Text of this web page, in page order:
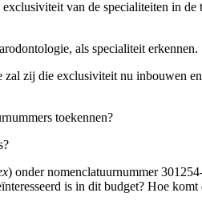
van de specialiteiten in
als specialiteit erkennen.
zij die exclusiviteit nu inbouwen
toekennen?
) onder nomenclatuurnummer
is in dit budget? Hoe komt